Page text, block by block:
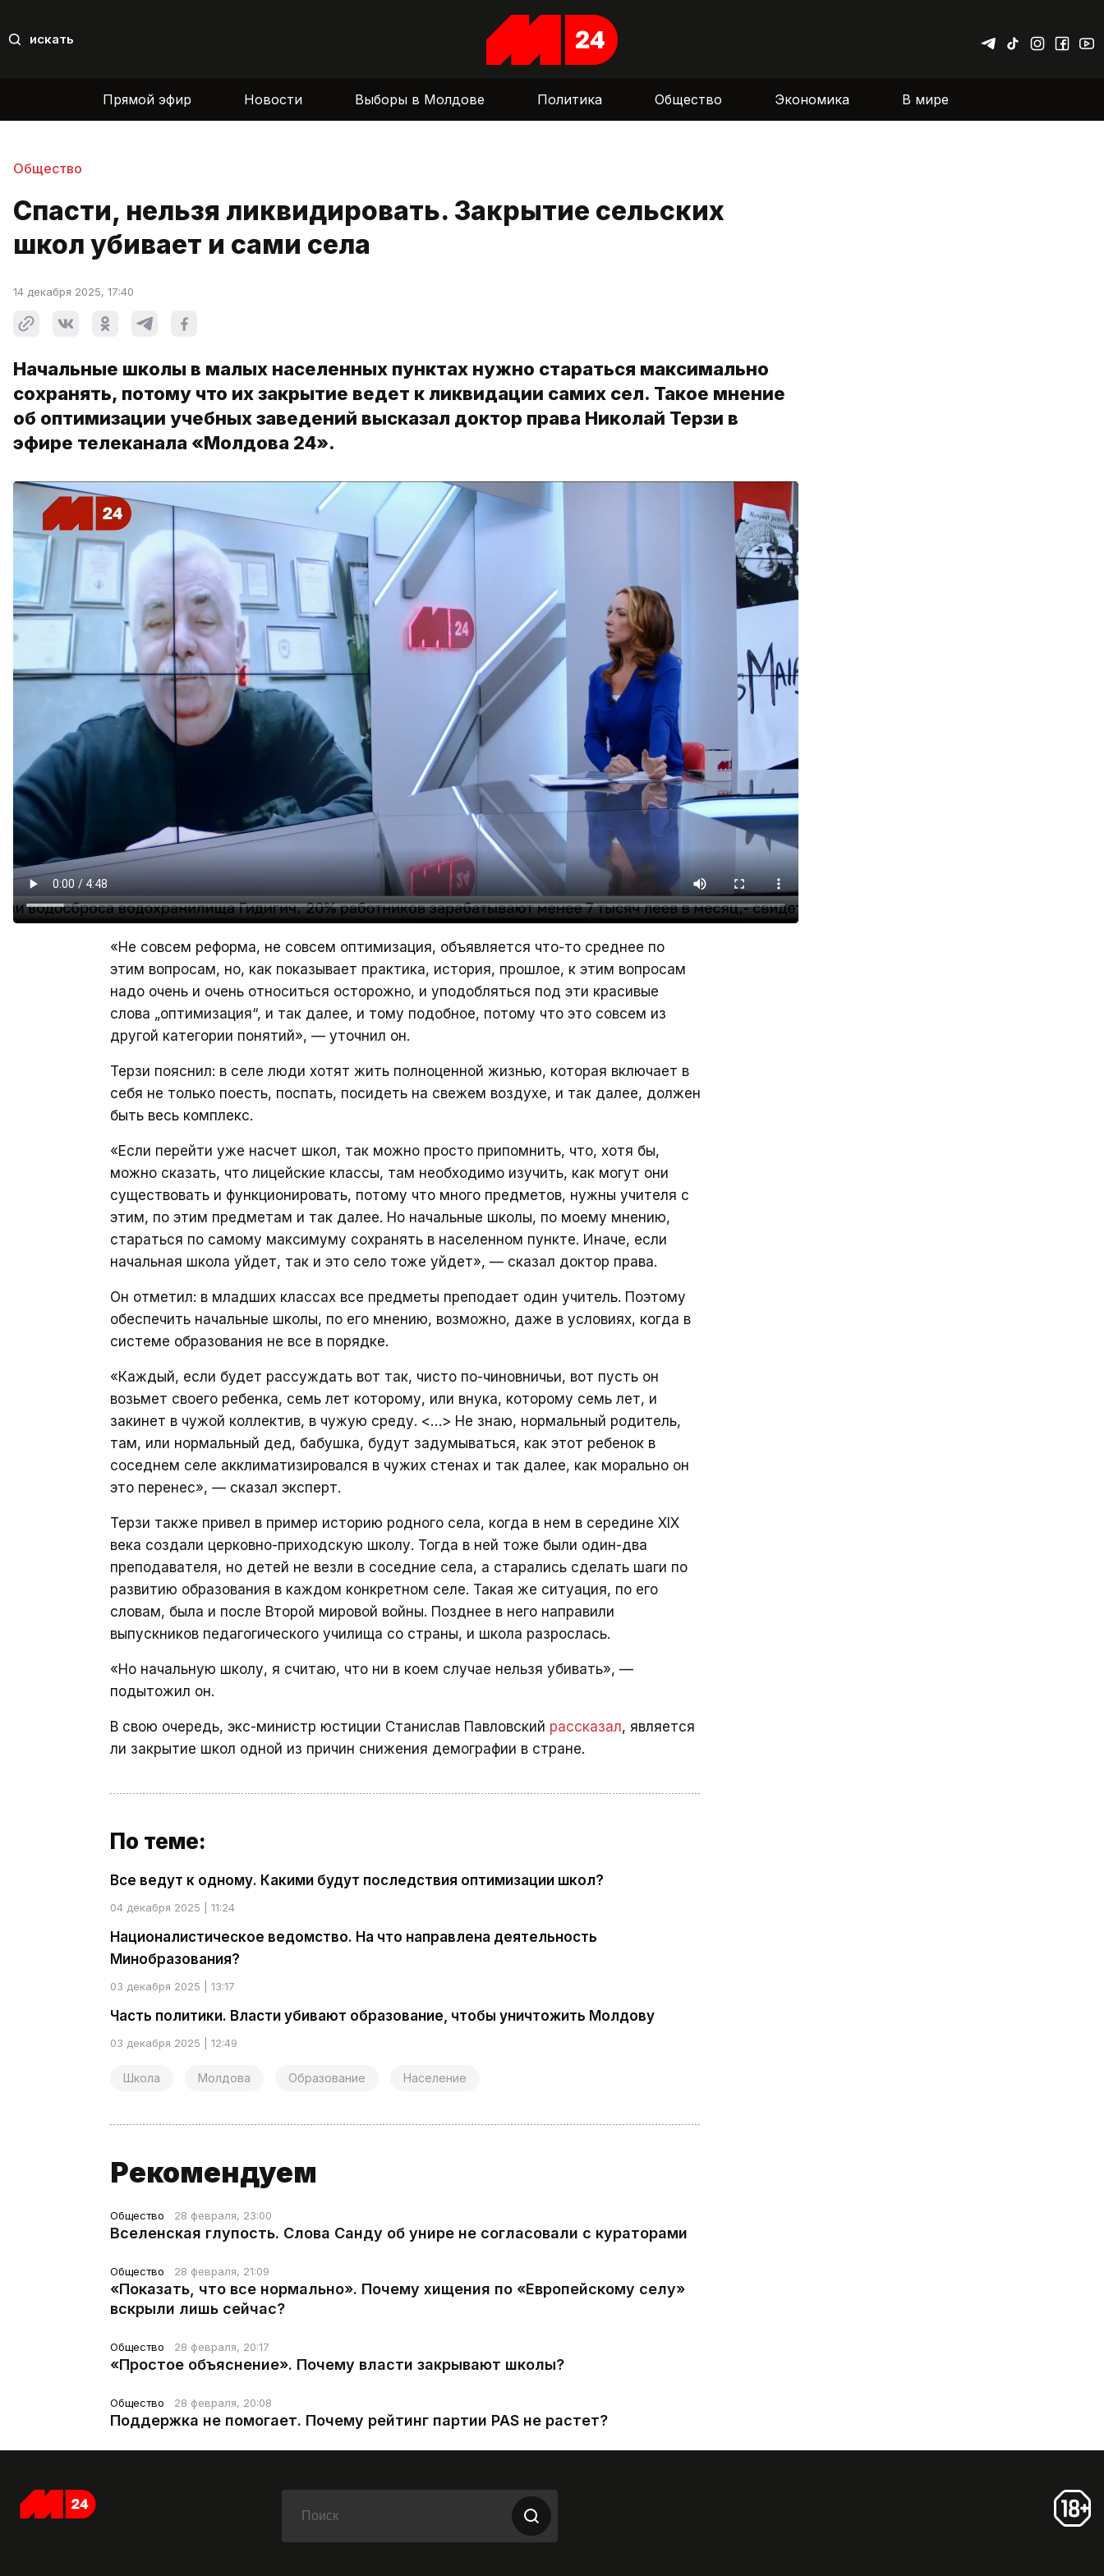
искать
Прямой эфир Новости Выборы в Молдове Политика Общество Экономика В мире
Общество
Спасти, нельзя ликвидировать. Закрытие сельских
школ убивает и сами села
14 декабря 2025, 17:40
Начальные школы в малых населенных пунктах нужно стараться максимально
сохранять, потому что их закрытие ведет к ликвидации самих сел. Такое мнение
об оптимизации учебных заведений высказал доктор права Николай Терзи в
эфире телеканала «Молдова 24».
«Не совсем реформа, не совсем оптимизация, объявляется что-то среднее по
этим вопросам, но, как показывает практика, история, прошлое, к этим вопросам
надо очень и очень относиться осторожно, и уподобляться под эти красивые
слова „оптимизация“, и так далее, и тому подобное, потому что это совсем из
другой категории понятий», — уточнил он.
Терзи пояснил: в селе люди хотят жить полноценной жизнью, которая включает в
себя не только поесть, поспать, посидеть на свежем воздухе, и так далее, должен
быть весь комплекс.
«Если перейти уже насчет школ, так можно просто припомнить, что, хотя бы,
можно сказать, что лицейские классы, там необходимо изучить, как могут они
существовать и функционировать, потому что много предметов, нужны учителя с
этим, по этим предметам и так далее. Но начальные школы, по моему мнению,
стараться по самому максимуму сохранять в населенном пункте. Иначе, если
начальная школа уйдет, так и это село тоже уйдет», — сказал доктор права.
Он отметил: в младших классах все предметы преподает один учитель. Поэтому
обеспечить начальные школы, по его мнению, возможно, даже в условиях, когда в
системе образования не все в порядке.
«Каждый, если будет рассуждать вот так, чисто по-чиновничьи, вот пусть он
возьмет своего ребенка, семь лет которому, или внука, которому семь лет, и
закинет в чужой коллектив, в чужую среду. <…> Не знаю, нормальный родитель,
там, или нормальный дед, бабушка, будут задумываться, как этот ребенок в
соседнем селе акклиматизировался в чужих стенах и так далее, как морально он
это перенес», — сказал эксперт.
Терзи также привел в пример историю родного села, когда в нем в середине XIX
века создали церковно-приходскую школу. Тогда в ней тоже были один-два
преподавателя, но детей не везли в соседние села, а старались сделать шаги по
развитию образования в каждом конкретном селе. Такая же ситуация, по его
словам, была и после Второй мировой войны. Позднее в него направили
выпускников педагогического училища со страны, и школа разрослась.
«Но начальную школу, я считаю, что ни в коем случае нельзя убивать», —
подытожил он.
В свою очередь, экс-министр юстиции Станислав Павловский рассказал, является
ли закрытие школ одной из причин снижения демографии в стране.
По теме:
Все ведут к одному. Какими будут последствия оптимизации школ?
04 декабря 2025 | 11:24
Националистическое ведомство. На что направлена деятельность
Минобразования?
03 декабря 2025 | 13:17
Часть политики. Власти убивают образование, чтобы уничтожить Молдову
03 декабря 2025 | 12:49
Школа Молдова Образование Население
Рекомендуем
Общество 28 февраля, 23:00
Вселенская глупость. Слова Санду об унире не согласовали с кураторами
Общество 28 февраля, 21:09
«Показать, что все нормально». Почему хищения по «Европейскому селу»
вскрыли лишь сейчас?
Общество 28 февраля, 20:17
«Простое объяснение». Почему власти закрывают школы?
Общество 28 февраля, 20:08
Поддержка не помогает. Почему рейтинг партии PAS не растет?